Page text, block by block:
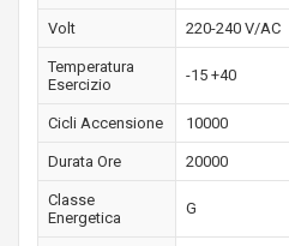
Volt 220-240 V/AC
Temperatura
Esercizio
-15 +40
Cicli Accensione 10000
Durata Ore 20000
Classe
Energetica
G